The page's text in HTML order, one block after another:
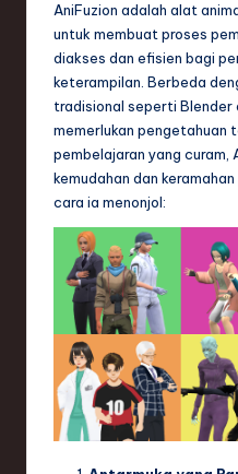
AniFuzion adalah alat
untuk membuat proses
diakses dan efisien bagi
keterampilan. Berbeda
tradisional seperti Blender
memerlukan pengetahuan
pembelajaran yang curam,
kemudahan dan
cara ia menonjol: